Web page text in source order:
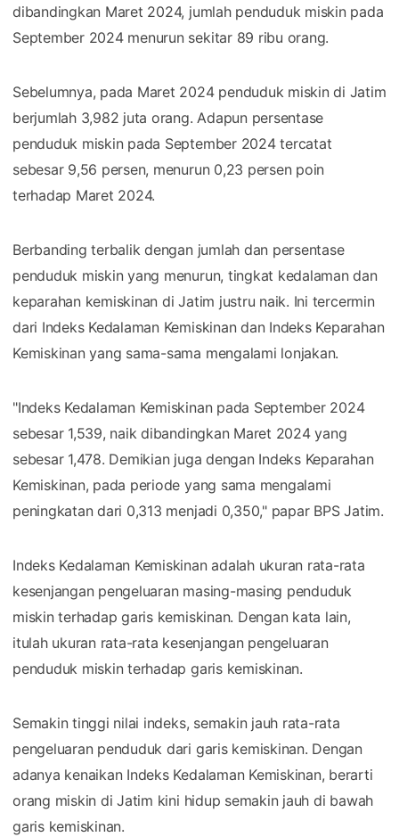
dibandingkan Maret 2024, jumlah penduduk miskin pada
September 2024 menurun sekitar 89 ribu orang.
Sebelumnya, pada Maret 2024 penduduk miskin di Jatim
berjumlah 3,982 juta orang. Adapun persentase
penduduk miskin pada September 2024 tercatat
sebesar 9,56 persen, menurun 0,23 persen poin
terhadap Maret 2024.
Berbanding terbalik dengan jumlah dan persentase
penduduk miskin yang menurun, tingkat kedalaman dan
keparahan kemiskinan di Jatim justru naik. Ini tercermin
dari Indeks Kedalaman Kemiskinan dan Indeks Keparahan
Kemiskinan yang sama-sama mengalami lonjakan.
"Indeks Kedalaman Kemiskinan pada September 2024
sebesar 1,539, naik dibandingkan Maret 2024 yang
sebesar 1,478. Demikian juga dengan Indeks Keparahan
Kemiskinan, pada periode yang sama mengalami
peningkatan dari 0,313 menjadi 0,350," papar BPS Jatim.
Indeks Kedalaman Kemiskinan adalah ukuran rata-rata
kesenjangan pengeluaran masing-masing penduduk
miskin terhadap garis kemiskinan. Dengan kata lain,
itulah ukuran rata-rata kesenjangan pengeluaran
penduduk miskin terhadap garis kemiskinan.
Semakin tinggi nilai indeks, semakin jauh rata-rata
pengeluaran penduduk dari garis kemiskinan. Dengan
adanya kenaikan Indeks Kedalaman Kemiskinan, berarti
orang miskin di Jatim kini hidup semakin jauh di bawah
garis kemiskinan.